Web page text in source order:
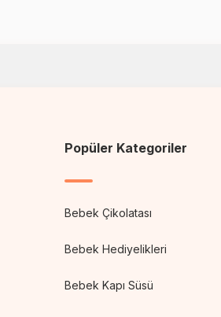
Popüler Kategoriler
Bebek Çikolatası
Bebek Hediyelikleri
Bebek Kapı Süsü